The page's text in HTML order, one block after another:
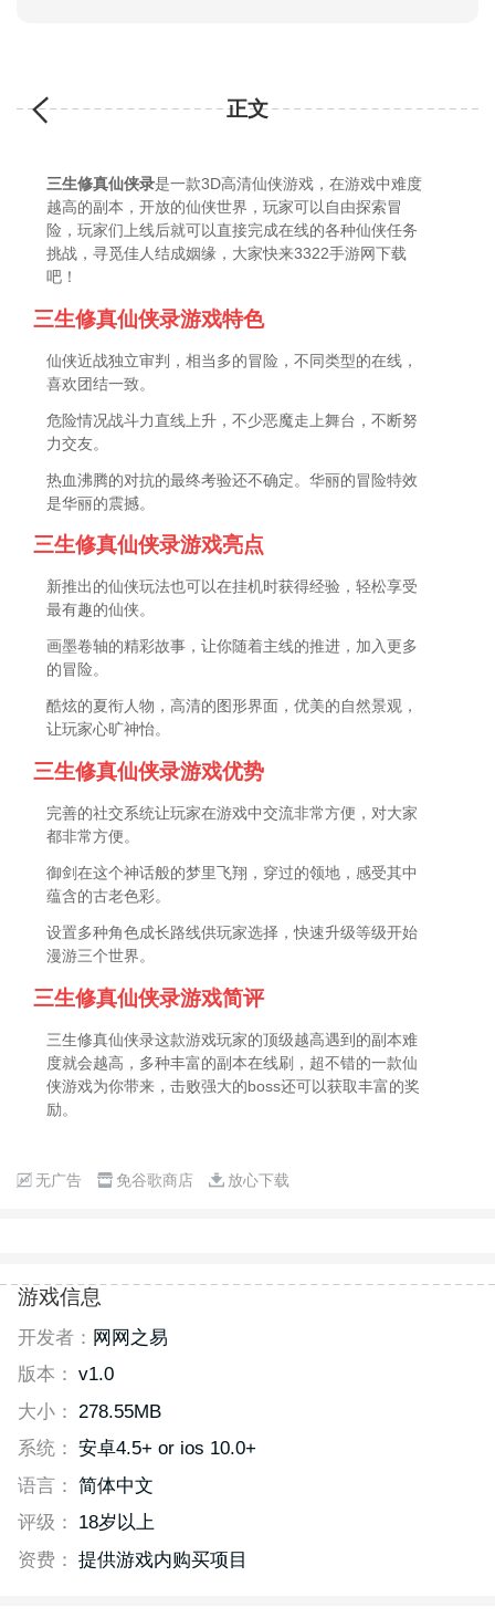
正文
三生修真仙侠录是一款3D高清仙侠游戏，在游戏中难度
越高的副本，开放的仙侠世界，玩家可以自由探索冒
险，玩家们上线后就可以直接完成在线的各种仙侠任务
挑战，寻觅佳人结成姻缘，大家快来3322手游网下载
吧！
三生修真仙侠录游戏特色
仙侠近战独立审判，相当多的冒险，不同类型的在线，
喜欢团结一致。
危险情况战斗力直线上升，不少恶魔走上舞台，不断努
力交友。
热血沸腾的对抗的最终考验还不确定。华丽的冒险特效
是华丽的震撼。
三生修真仙侠录游戏亮点
新推出的仙侠玩法也可以在挂机时获得经验，轻松享受
最有趣的仙侠。
画墨卷轴的精彩故事，让你随着主线的推进，加入更多
的冒险。
酷炫的夏衔人物，高清的图形界面，优美的自然景观，
让玩家心旷神怡。
三生修真仙侠录游戏优势
完善的社交系统让玩家在游戏中交流非常方便，对大家
都非常方便。
御剑在这个神话般的梦里飞翔，穿过的领地，感受其中
蕴含的古老色彩。
设置多种角色成长路线供玩家选择，快速升级等级开始
漫游三个世界。
三生修真仙侠录游戏简评
三生修真仙侠录这款游戏玩家的顶级越高遇到的副本难
度就会越高，多种丰富的副本在线刷，超不错的一款仙
侠游戏为你带来，击败强大的boss还可以获取丰富的奖
励。
无广告 免谷歌商店 放心下载
游戏信息
开发者： 网网之易
版本： v1.0
大小： 278.55MB
系统： 安卓4.5+ or ios 10.0+
语言： 简体中文
评级：
18岁以上
资费： 提供游戏内购买项目